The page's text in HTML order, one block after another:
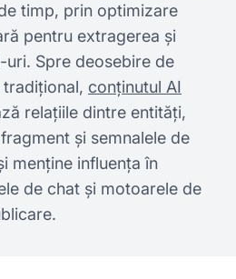
timp, prin optimizare
pentru extragerea și
Spre deosebire de
conținutul AI
relațiile dintre entități,
și semnalele de
menține influența în
de chat și motoarele de